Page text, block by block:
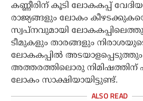
കണ്ണീരിന് കൂടി ലോകകപ്പ്
രാജ്യങ്ങളും ലോകം
സ്വപ്നവുമായി
ടീമുകളും താരങ്ങളും നിരാശയുടെ
ലോകകപ്പില്‍
അത്തരത്തിലൊരു
ലോകം സാക്ഷിയായിട്ടുണ്ട്.